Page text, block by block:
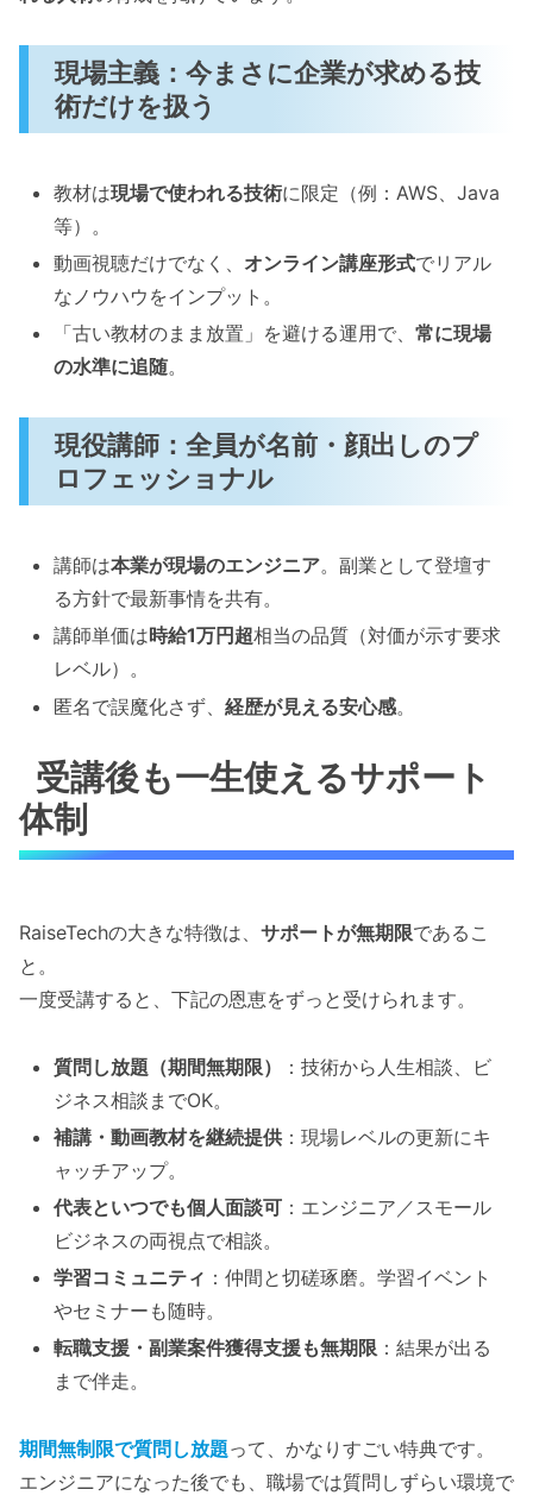
現場主義：今まさに企業が求める技
術だけを扱う
教材は現場で使われる技術に限定（例：AWS、Java
等）。
動画視聴だけでなく、 オンライン講座形式でリアル
なノウハウをインプット。
「古い教材のまま放置」を避ける運用で、常に現場
の水準に追随。
現役講師：全員が名前・顔出しのプ
ロフェッショナル
講師は本業が現場のエンジニア。副業として登壇す
る方針で最新事情を共有。
講師単価は時給1万円超相当の品質（対価が示す要求
レベル）。
匿名で誤魔化さず、経歴が見える安心感。
受講後も一生使えるサポート
体制
RaiseTechの大きな特徴は、 サポートが無期限であるこ
と。
一度受講すると、下記の恩恵をずっと受けられます。
質問し放題（期間無期限）
：技術から人生相談、ビ
ジネス相談までOK。
補講・動画教材を継続提供 ：現場レベルの更新にキ
ャッチアップ。
代表といつでも個人面談可 ：エンジニア／スモール
ビジネスの両視点で相談。
学習コミュニティ ：仲間と切磋琢磨。学習イベント
やセミナーも随時。
転職支援・副業案件獲得支援も無期限 ：結果が出る
まで伴走。
期間無制限で質問し放題って、かなりすごい特典です。
エンジニアになった後でも、職場では質問しずらい環境で